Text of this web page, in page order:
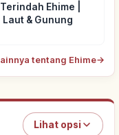
Ehime |
& Gunung
tentang Ehime→
Lihat opsi